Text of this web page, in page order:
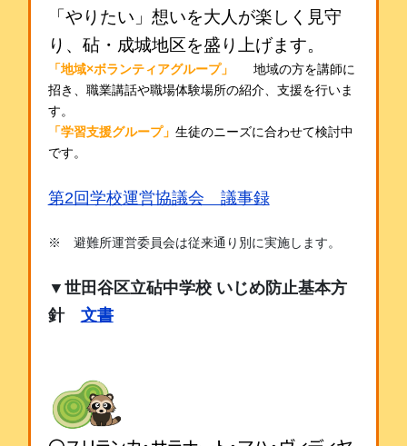
「やりたい」想いを大人が楽しく見守
り、砧・成城地区を盛り上げます。
「地域×ボランティアグループ」
地域の方を講師に
招き、職業講話や職場体験場所の紹介、支援を行いま
す。
「学習支援グループ」 生徒のニーズに合わせて検討中
です。
第2回学校運営協議会 議事録
※ 避難所運営委員会は従来通り別に実施します。
▼ 世田谷区立砧中学校 いじめ防止基本方
針 文書